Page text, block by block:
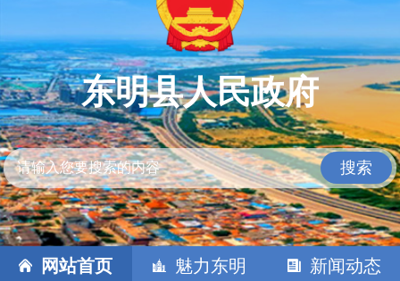
东明县人民政府
搜索
网站首页 魅力东明 新闻动态